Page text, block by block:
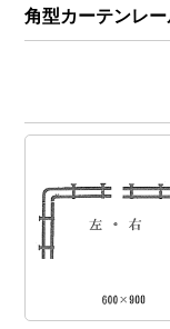
角型カーテンレ